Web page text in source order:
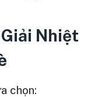
Nhiệt
chọn: